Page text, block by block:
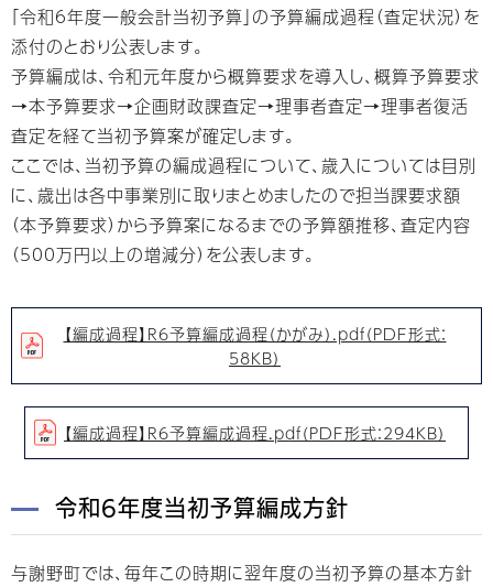
「令和6年度一般会計当初予算」の予算編成過程（査定状況）を
添付のとおり公表します。
予算編成は、令和元年度から概算要求を導入し、概算予算要求
→本予算要求→企画財政課査定→理事者査定→理事者復活
査定を経て当初予算案が確定します。
ここでは、当初予算の編成過程について、歳入については目別
に、歳出は各中事業別に取りまとめましたので担当課要求額
（本予算要求）から予算案になるまでの予算額推移、査定内容
（500万円以上の増減分）を公表します。
【編成過程】R6予算編成過程（かがみ）.pdf（PDF形式：
58KB）
【編成過程】R6予算編成過程.pdf（PDF形式：294KB）
令和6年度当初予算編成方針
与謝野町では、毎年この時期に翌年度の当初予算の基本方針